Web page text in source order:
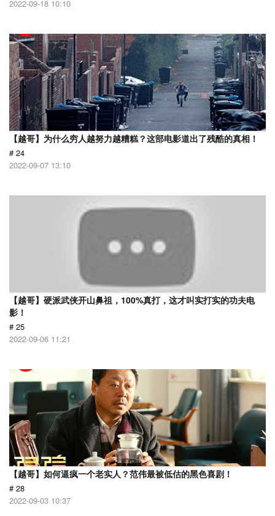
2022-09-18 10:10
【越哥】为什么穷人越努力越糟糕？这部电影道出了残酷的真相！
# 24
2022-09-07 13:10
【越哥】硬派武侠开山鼻祖，100%真打，这才叫实打实的功夫电
影！
# 25
2022-09-06 11:21
【越哥】如何逼疯一个老实人？范伟最被低估的黑色喜剧！
# 28
2022-09-03 10:37